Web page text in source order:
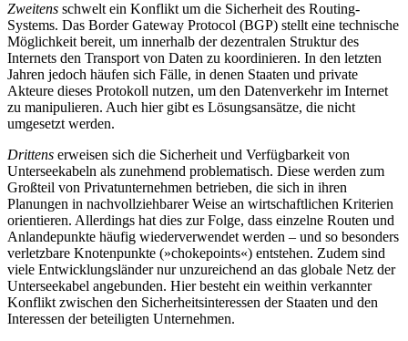
Zweitens schwelt ein Konflikt um die Sicherheit des Routing-
Systems. Das Border Gateway Protocol (BGP) stellt eine technische
Möglichkeit bereit, um inner­halb der dezentralen Struktur des
Internets den Transport von Daten zu koordinieren. In den letzten
Jahren jedoch häufen sich Fälle, in denen Staaten und private
Akteure dieses Protokoll nutzen, um den Datenverkehr im Internet
zu manipulieren. Auch hier gibt es Lösungsansätze, die nicht
umgesetzt werden.
Drittens erweisen sich die Sicherheit und Verfügbarkeit von
Unterseekabeln als zunehmend problematisch. Diese werden zum
Großteil von Privatunternehmen betrieben, die sich in ihren
Planungen in nachvollziehbarer Weise an wirtschaftlichen Krite­rien
orientieren. Allerdings hat dies zur Folge, dass einzelne Routen und
Anlandepunkte häufig wieder­verwendet werden – und so besonders
verletzbare Knotenpunkte (»chokepoints«) entstehen. Zudem sind
viele Entwicklungsländer nur unzureichend an das globale Netz der
Unterseekabel angebunden. Hier besteht ein weithin verkannter
Konflikt zwischen den Sicherheitsinteressen der Staaten und den
Interessen der beteiligten Unternehmen.